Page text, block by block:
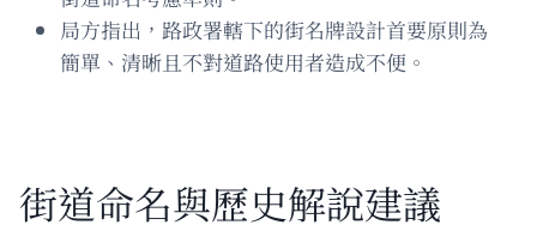
局方指出，路政署轄下的街名牌設計首要原則為
簡單、清晰且不對道路使用者造成不便。
街道命名與歷史解說建議